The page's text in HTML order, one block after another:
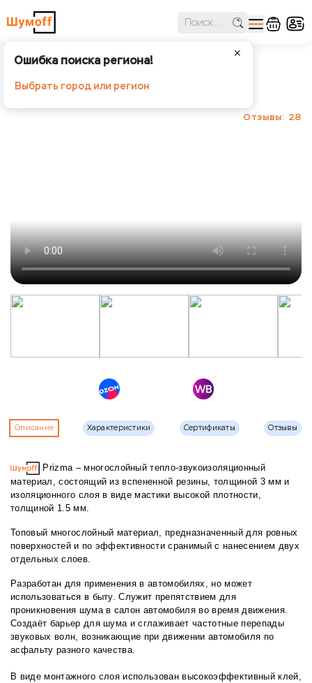
✕
Ошибка поиска региона!
Выбрать город или регион
Отзывы: 28
Описание Характеристики Сертификаты Отзывы
Prizma – многослойный тепло-звукоизоляционный
материал, состоящий из вспененной резины, толщиной 3 мм и
изоляционного слоя в виде мастики высокой плотности,
толщиной 1.5 мм.
Топовый многослойный материал, предназначенный для ровных
поверхностей и по эффективности сранимый с нанесением двух
отдельных слоев.
Разработан для применения в автомобилях, но может
использоваться в быту. Служит препятствием для
проникновения шума в салон автомобиля во время движения.
Создаёт барьер для шума и сглаживает частотные перепады
звуковых волн, возникающие при движении автомобиля по
асфальту разного качества.
В виде монтажного слоя использован высокоэффективный клей,